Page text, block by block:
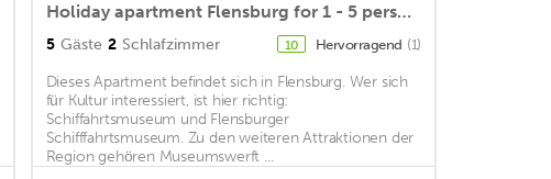
Holiday apartment Flensburg for 1 - 5 persons with 2 bedrooms - Holiday apartment in one or multi-fa
5 Gäste 2 Schlafzimmer 10 Hervorragend (1)
Dieses Apartment befindet sich in Flensburg. Wer sich
für Kultur interessiert, ist hier richtig:
Schiffahrtsmuseum und Flensburger
Schifffahrtsmuseum. Zu den weiteren Attraktionen der
Region gehören Museumswerft ...